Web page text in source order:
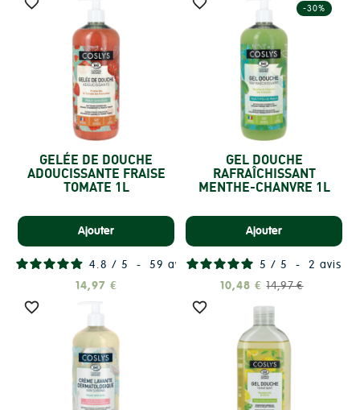
GELÉE DE DOUCHE
ADOUCISSANTE FRAISE
TOMATE 1L
Ajouter
4.8 / 5 - 59 avis
14,97 €
-30%
GEL DOUCHE
RAFRAÎCHISSANT
MENTHE-CHANVRE 1L
Ajouter
5 / 5 - 2 avis
10,48 € 14,97 €
 